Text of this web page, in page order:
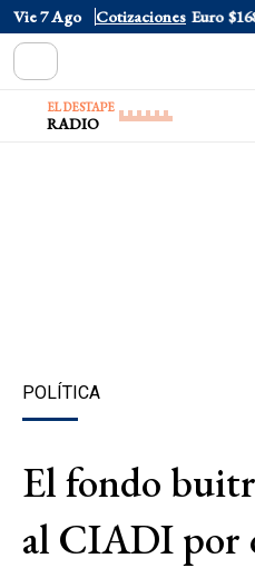
Vie 7 Ago Cotizaciones
Dólar CCL $1577.3 Euro
EL DESTAPE
RADIO
POLÍTICA
El fondo
al CIADI por